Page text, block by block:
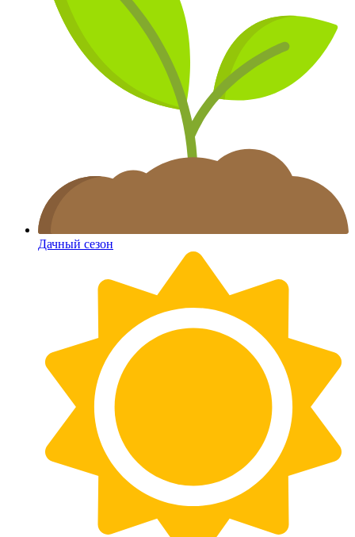
Дачный сезон